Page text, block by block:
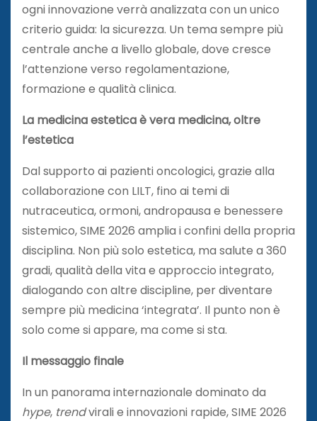
ogni innovazione verrà analizzata con un unico
criterio guida: la sicurezza. Un tema sempre più
centrale anche a livello globale, dove cresce
l’attenzione verso regolamentazione,
formazione e qualità clinica.
La medicina estetica è vera medicina, oltre
l’estetica
Dal supporto ai pazienti oncologici, grazie alla
collaborazione con LILT, fino ai temi di
nutraceutica, ormoni, andropausa e benessere
sistemico, SIME 2026 amplia i confini della propria
disciplina. Non più solo estetica, ma salute a 360
gradi, qualità della vita e approccio integrato,
dialogando con altre discipline, per diventare
sempre più medicina ‘integrata’. Il punto non è
solo come si appare, ma come si sta.
Il messaggio finale
In un panorama internazionale dominato da
hype, trendvirali e innovazioni rapide, SIME 2026